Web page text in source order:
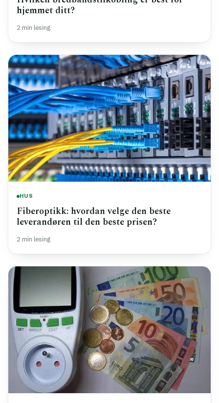
hjemmet ditt?
2 min lesing
HUS
Fiberoptikk: hvordan velge den beste
leverandøren til den beste prisen?
2 min lesing